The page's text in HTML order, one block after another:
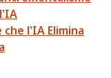
l’IA Elimina